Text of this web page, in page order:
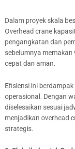
Dalam proyek skala
Overhead crane
pengangkatan dan
sebelumnya
cepat dan aman.
Efisiensi ini
operasional. Dengan
diselesaikan sesuai
menjadikan overhead
strategis.